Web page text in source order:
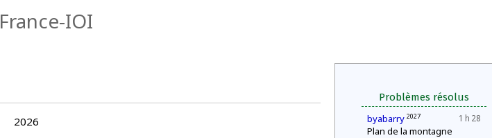
France-IOI
Problèmes résolus
1 h 28
byabarry 2027
Plan de la montagne
2026